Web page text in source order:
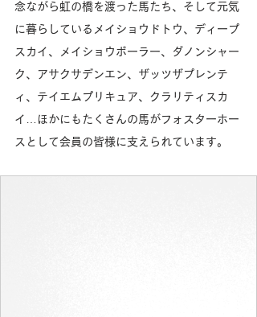
念ながら虹の橋を渡った馬たち、そして元気
に暮らしているメイショウドトウ、ディープ
スカイ、メイショウボーラー、ダノンシャー
ク、アサクサデンエン、ザッツザプレンテ
ィ、テイエムプリキュア、クラリティスカ
イ…ほかにもたくさんの馬がフォスターホー
スとして会員の皆様に支えられています。